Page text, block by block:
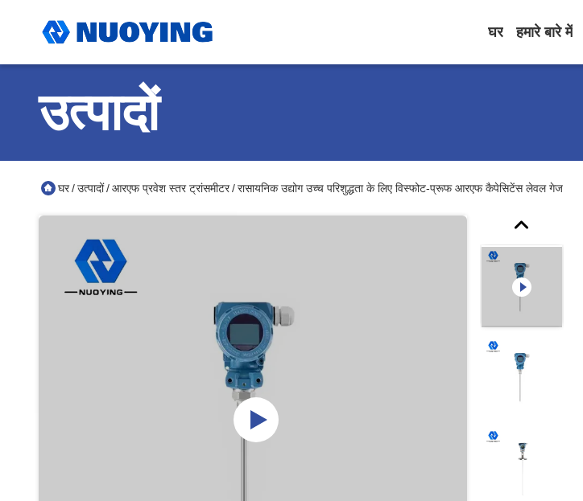
घर हमारे बारे में
उत्पादों
घर/उत्पादों/आरएफ प्रवेश स्तर ट्रांसमीटर/रासायनिक उद्योग उच्च परिशुद्धता के लिए विस्फोट-प्रूफ आरएफ कैपेसिटेंस लेवल गेज